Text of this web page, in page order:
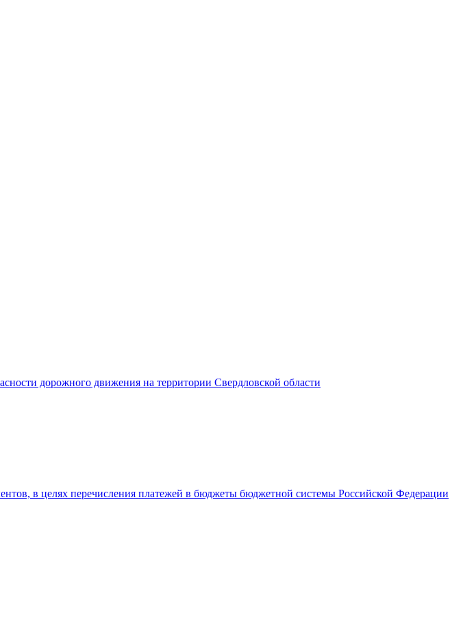
дорожного движения на территории Свердловской области
в целях перечисления платежей в бюджеты бюджетной системы Российской Федерации